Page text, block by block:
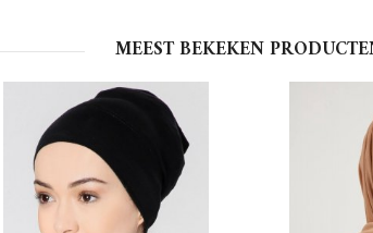
MEEST BEKEKEN